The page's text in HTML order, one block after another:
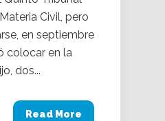
Civil, pero
en septiembre
colocar en la
dos...
Read More